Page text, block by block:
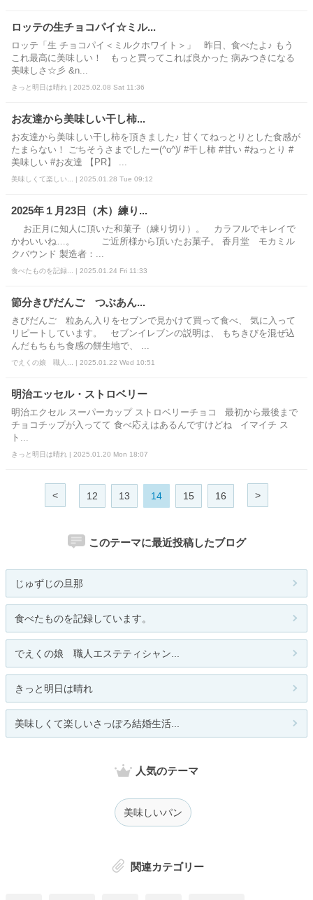
ロッテの生チョコパイ☆ミル...
ロッテ「生 チョコパイ＜ミルクホワイト＞」 昨日、食べたよ♪ もう
これ最高に美味しい！ もっと買ってこれば良かった 病みつきになる
美味しさ☆彡 &n...
きっと明日は晴れ | 2025.02.08 Sat 11:36
お友達から美味しい干し柿...
お友達から美味しい干し柿を頂きました♪ 甘くてねっとりとした食感が
たまらない！ ごちそうさまでしたー(^o^)/ #干し柿 #甘い #ねっとり #
美味しい #お友達 【PR】 ...
美味しくて楽しい... | 2025.01.28 Tue 09:12
2025年１月23日（木）練り...
お正月に知人に頂いた和菓子（練り切り）。 カラフルでキレイで
かわいいね…。 ご近所様から頂いたお菓子。 香月堂 モカミル
クバウンド 製造者：...
食べたものを記録... | 2025.01.24 Fri 11:33
節分きびだんご つぶあん...
きびだんご 粒あん入りをセブンで見かけて買って食べ、 気に入って
リピートしています。 セブンイレブンの説明は、 もちきびを混ぜ込
んだもちもち食感の餅生地で、 ...
でえくの娘 職人... | 2025.01.22 Wed 10:51
明治エッセル・ストロベリー
明治エクセル スーパーカップ ストロベリーチョコ 最初から最後まで
チョコチップが入ってて 食べ応えはあるんですけどね イマイチ ス
ト...
きっと明日は晴れ | 2025.01.20 Mon 18:07
< 12 13 14 15 16 >
このテーマに最近投稿したブログ
じゅずじの旦那
食べたものを記録しています。
でえくの娘 職人エステティシャン...
きっと明日は晴れ
美味しくて楽しいさっぽろ結婚生活...
人気のテーマ
美味しいパン
関連カテゴリー